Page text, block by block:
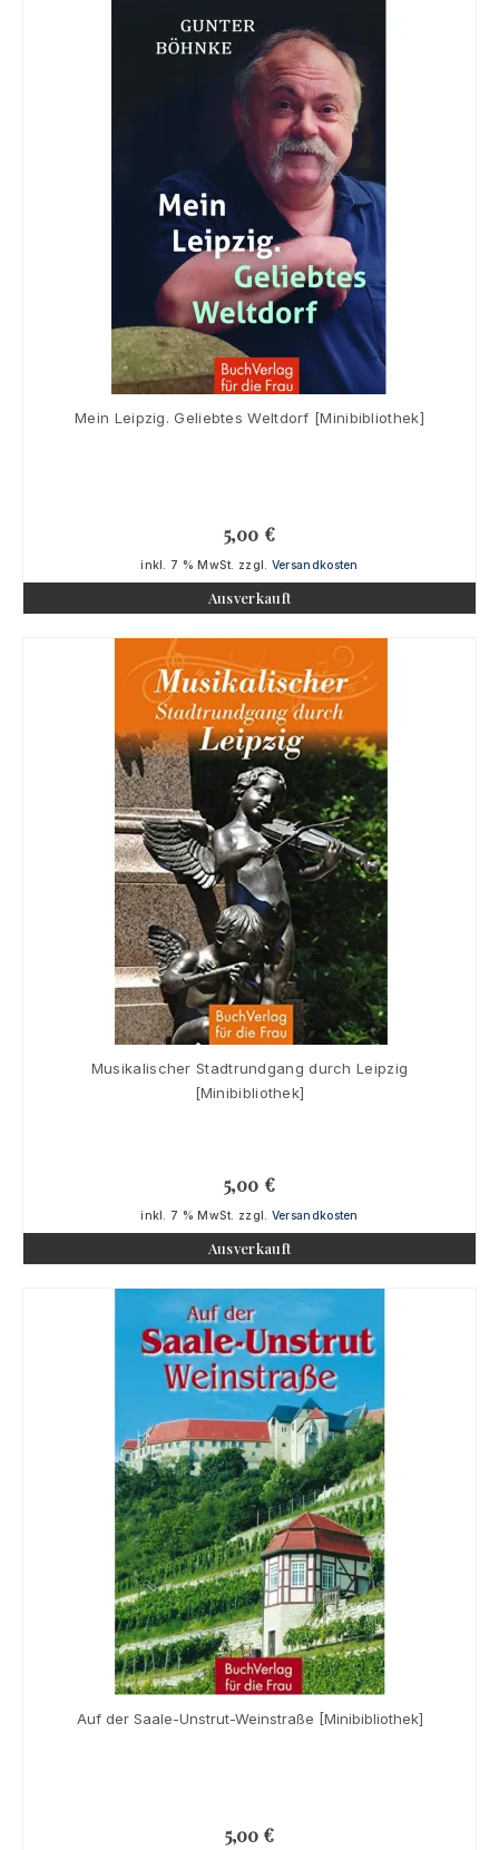
Mein Leipzig. Geliebtes Weltdorf [Minibibliothek]
5,00 €
inkl. 7 % MwSt. zzgl. Versandkosten
Ausverkauft
Musikalischer Stadtrundgang durch Leipzig
[Minibibliothek]
5,00 €
inkl. 7 % MwSt. zzgl. Versandkosten
Ausverkauft
Auf der Saale-Unstrut-Weinstraße [Minibibliothek]
5,00 €